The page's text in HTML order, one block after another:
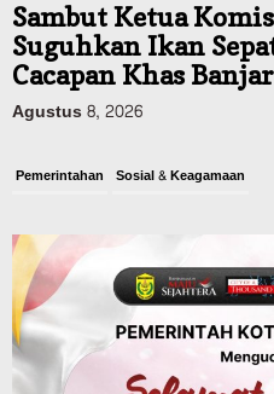
Sambut Ketua
Suguhkan Ikan
Cacapan Khas Banjar
Agustus 8, 2026
Pemerintahan Sosial & Keagamaan
Digital, Target 30
Jauh, Komisi II DPR
Agustus 7, 2026
Dinas PUPR Kalsel Headline